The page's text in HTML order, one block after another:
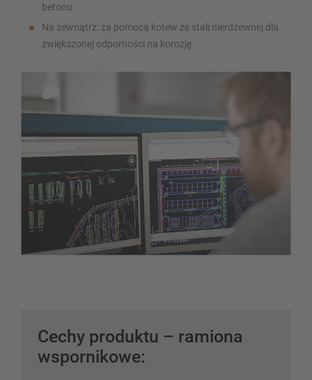
betonu
Na zewnątrz: za pomocą kotew ze stali nierdzewnej dla
zwiększonej odporności na korozję
Cechy produktu – ramiona
wspornikowe: